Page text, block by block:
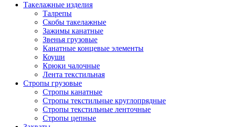
Такелажные изделия
Талрепы
Скобы такелажные
Зажимы канатные
Звенья грузовые
Канатные концевые элементы
Коуши
Крюки чалочные
Лента текстильная
Стропы грузовые
Стропы канатные
Стропы текстильные круглопрядные
Стропы текстильные ленточные
Стропы цепные